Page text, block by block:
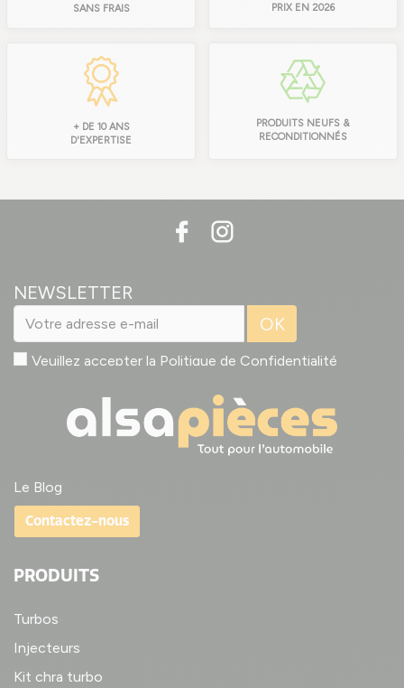
SANS FRAIS
PRIX EN 2026
+ DE 10 ANS
D'EXPERTISE
PRODUITS NEUFS &
RECONDITIONNÉS
NEWSLETTER
OK
Veuillez accepter la Politique de Confidentialité
Le Blog
Contactez-nous
PRODUITS
Turbos
Injecteurs
Kit chra turbo